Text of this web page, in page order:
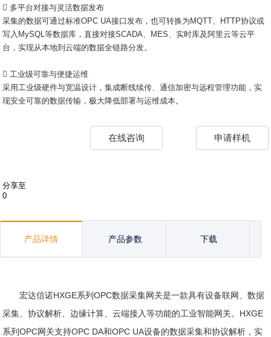
 多平台对接与灵活数据发布
采集的数据可通过标准OPC UA接口发布，也可转换为MQTT、HTTP协议或
写入MySQL等数据库，直接对接SCADA、MES、实时库及阿里云等云平
台，实现从本地到云端的数据全链路分发。
 工业级可靠与便捷运维
采用工业级硬件与宽温设计，集成断线续传、通信加密与远程管理功能，实
现安全可靠的数据传输，极大降低部署与运维成本。
在线咨询 申请样机
分享至
0
产品详情 产品参数 下载
宏达信诺HXGE系列OPC数据采集网关是一款具有设备联网、数据
采集、协议解析、边缘计算、云端接入等功能的工业智能网关。HXGE
系列OPC网关支持OPC DA和OPC UA设备的数据采集和协议解析，实